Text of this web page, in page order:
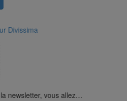
Divissima
newsletter, vous allez…